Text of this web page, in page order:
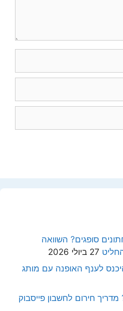
סופגים? השוואה
27 ביולי 2026
לענף האופנה עם מותג
חירום לחשבון פייסבוק